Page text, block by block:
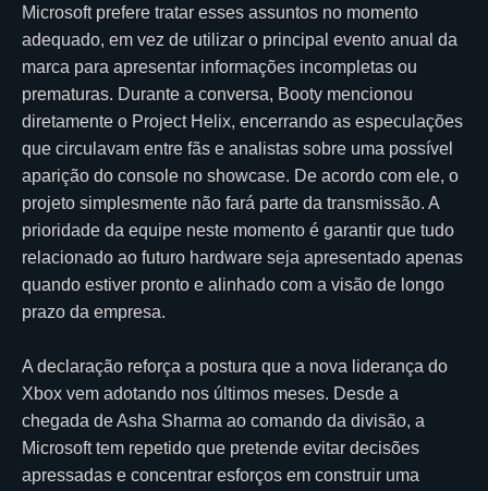
Microsoft prefere tratar esses assuntos no momento
adequado, em vez de utilizar o principal evento anual da
marca para apresentar informações incompletas ou
prematuras. Durante a conversa, Booty mencionou
diretamente o Project Helix, encerrando as especulações
que circulavam entre fãs e analistas sobre uma possível
aparição do console no showcase. De acordo com ele, o
projeto simplesmente não fará parte da transmissão. A
prioridade da equipe neste momento é garantir que tudo
relacionado ao futuro hardware seja apresentado apenas
quando estiver pronto e alinhado com a visão de longo
prazo da empresa.
A declaração reforça a postura que a nova liderança do
Xbox vem adotando nos últimos meses. Desde a
chegada de Asha Sharma ao comando da divisão, a
Microsoft tem repetido que pretende evitar decisões
apressadas e concentrar esforços em construir uma